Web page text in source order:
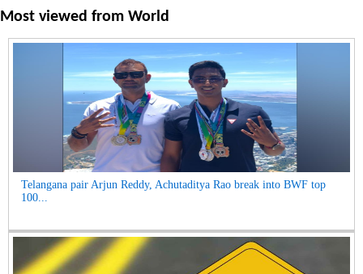
Most viewed from World
Telangana pair Arjun Reddy, Achutaditya Rao break into BWF top
100...